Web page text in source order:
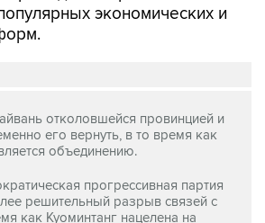
экономических и
отколовшейся провинцией и
его вернуть, в то время как
объединению.
прогрессивная партия
решительный разрыв связей с
как Куоминтанг нацелена на